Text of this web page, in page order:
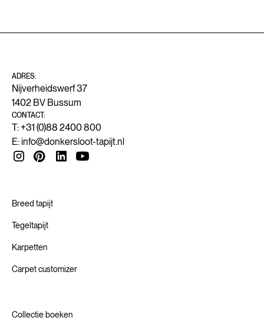
ADRES:
Nijverheidswerf 37
1402 BV Bussum
CONTACT:
T: +31 (0)88 2400 800
E:info@donkersloot-tapijt.nl
Breed tapijt
Tegeltapijt
Karpetten
Carpet customizer
Collectie boeken